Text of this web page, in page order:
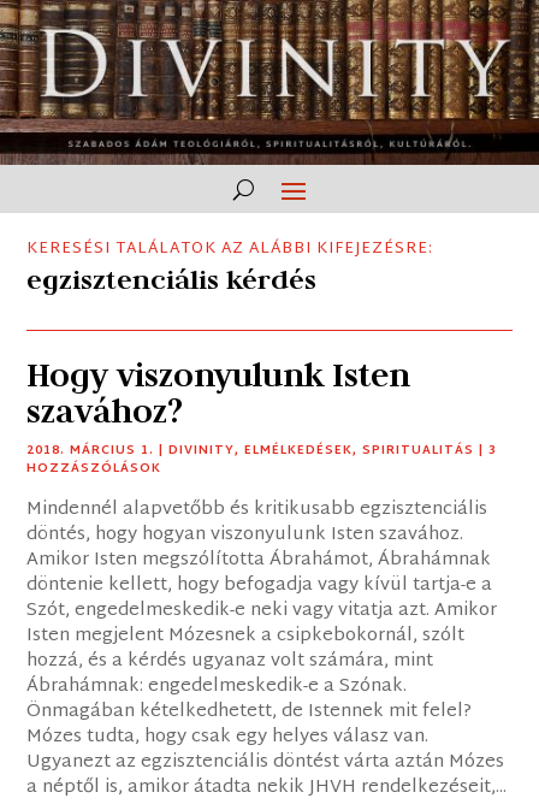
KERESÉSI TALÁLATOK AZ ALÁBBI KIFEJEZÉSRE:
egzisztenciális kérdés
Hogy viszonyulunk Isten
szavához?
2018. MÁRCIUS 1. |DIVINITY,ELMÉLKEDÉSEK,SPIRITUALITÁS | 3
HOZZÁSZÓLÁSOK
Mindennél alapvetőbb és kritikusabb egzisztenciális
döntés, hogy hogyan viszonyulunk Isten szavához.
Amikor Isten megszólította Ábrahámot, Ábrahámnak
döntenie kellett, hogy befogadja vagy kívül tartja-e a
Szót, engedelmeskedik-e neki vagy vitatja azt. Amikor
Isten megjelent Mózesnek a csipkebokornál, szólt
hozzá, és a kérdés ugyanaz volt számára, mint
Ábrahámnak: engedelmeskedik-e a Szónak.
Önmagában kételkedhetett, de Istennek mit felel?
Mózes tudta, hogy csak egy helyes válasz van.
Ugyanezt az egzisztenciális döntést várta aztán Mózes
a néptől is, amikor átadta nekik JHVH rendelkezéseit,...